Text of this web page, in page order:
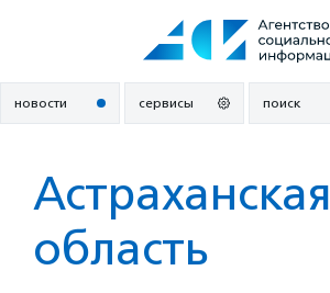
новости сервисы поиск
Астраханская
область